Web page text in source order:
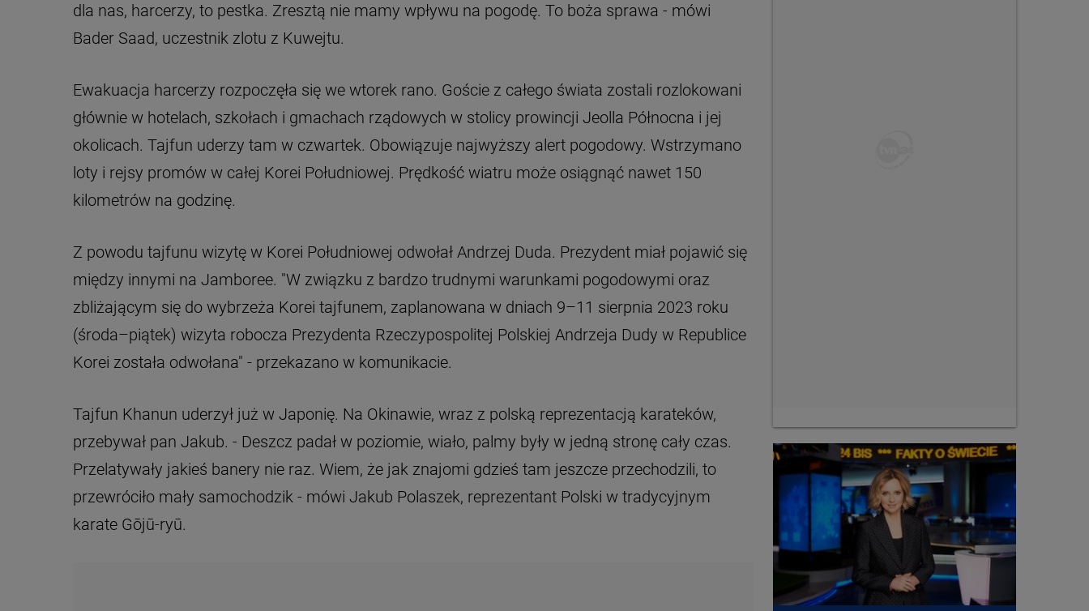
dla nas, harcerzy, to pestka. Zresztą nie mamy wpływu na pogodę. To boża sprawa - mówi
Bader Saad, uczestnik zlotu z Kuwejtu.
Ewakuacja harcerzy rozpoczęła się we wtorek rano. Goście z całego świata zostali rozlokowani
głównie w hotelach, szkołach i gmachach rządowych w stolicy prowincji Jeolla Północna i jej
okolicach. Tajfun uderzy tam w czwartek. Obowiązuje najwyższy alert pogodowy. Wstrzymano
loty i rejsy promów w całej Korei Południowej. Prędkość wiatru może osiągnąć nawet 150
kilometrów na godzinę.
Z powodu tajfunu wizytę w Korei Południowej odwołał Andrzej Duda. Prezydent miał pojawić się
między innymi na Jamboree. "W związku z bardzo trudnymi warunkami pogodowymi oraz
zbliżającym się do wybrzeża Korei tajfunem, zaplanowana w dniach 9–11 sierpnia 2023 roku
(środa–piątek) wizyta robocza Prezydenta Rzeczypospolitej Polskiej Andrzeja Dudy w Republice
Korei została odwołana" - przekazano w komunikacie.
Tajfun Khanun uderzył już w Japonię. Na Okinawie, wraz z polską reprezentacją karateków,
przebywał pan Jakub. - Deszcz padał w poziomie, wiało, palmy były w jedną stronę cały czas.
Przelatywały jakieś banery nie raz. Wiem, że jak znajomi gdzieś tam jeszcze przechodzili, to
przewróciło mały samochodzik - mówi Jakub Polaszek, reprezentant Polski w tradycyjnym
karate Gōjū-ryū.